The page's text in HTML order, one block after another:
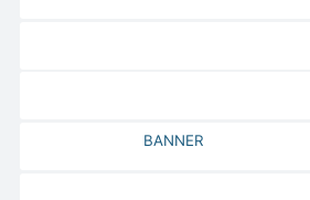
BANNER